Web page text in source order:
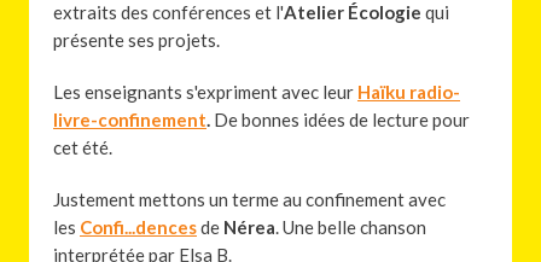
extraits des conférences et l'Atelier Écologie qui
présente ses projets.
Les enseignants s'expriment avec leur Haïku radio-
livre-confinement. De bonnes idées de lecture pour
cet été.
Justement mettons un terme au confinement avec
les Confi...dencesde Nérea. Une belle chanson
interprétée par Elsa B.